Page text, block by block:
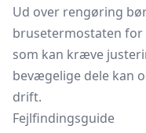
Ud over rengøring
brusetermostaten
som kan kræve
bevægelige dele kan
drift.
Fejlfindingsguide